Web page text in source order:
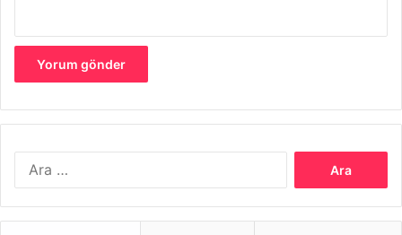
Güvenli Konum:Bebeğinizi rahatlatıcı bir pozisyona
yerleştirin. Örneğin, uyurken veya emzirirken tırnak kesimi
yapabilirsiniz.
Dikkatli Kesim:Tırnakların beyaz kısmından kesmeye özen
gösterin. Parmaklarınıza çok yakın kesmekten kaçının,
çünkü bu yaralanmalara neden olabilir.
Törpüleme:Kesilen tırnakların keskin köşelerini nazikçe